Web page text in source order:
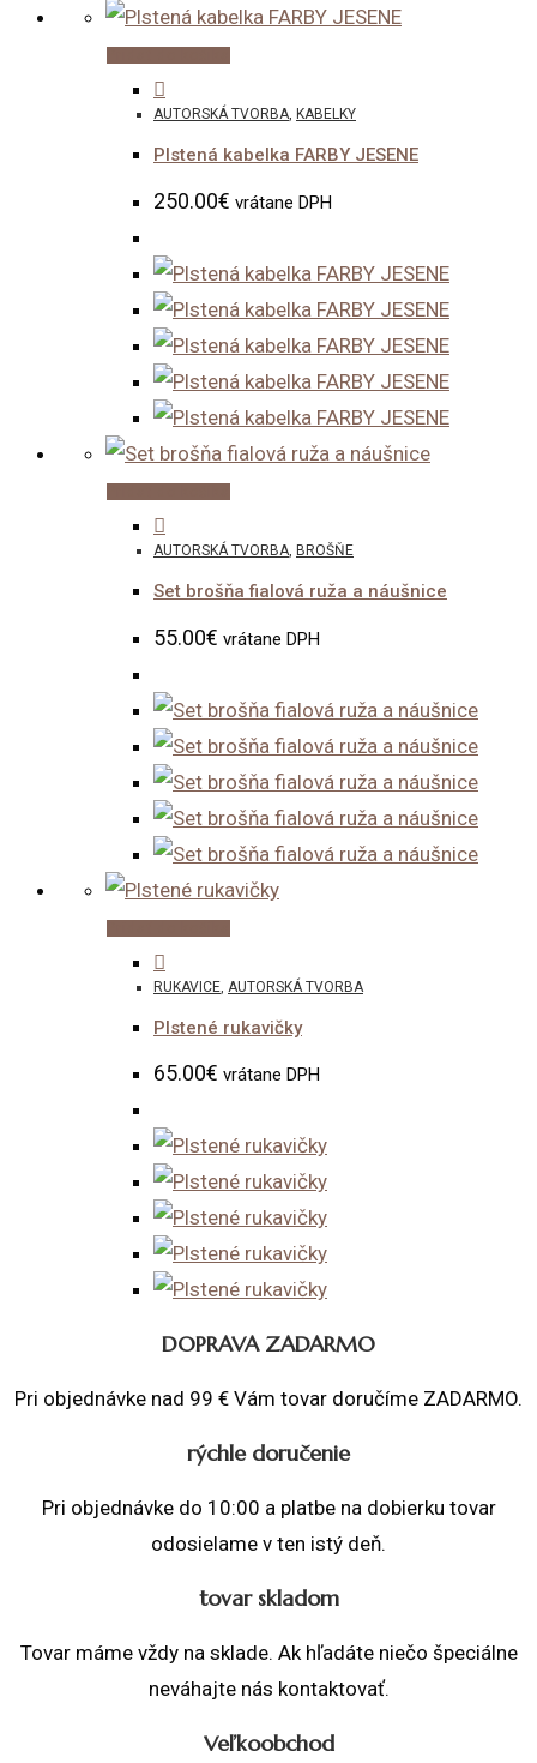
AUTORSKÁ TVORBA KABELKY
Plstená kabelka FARBY JESENE
250.00€ vrátane DPH
AUTORSKÁ TVORBA BROŠŇE
Set brošňa fialová ruža a náušnice
55.00€ vrátane DPH
RUKAVICE AUTORSKÁ TVORBA
Plstené rukavičky
65.00€ vrátane DPH
DOPRAVA ZADARMO
Pri objednávke nad 99 € Vám tovar doručíme ZADARMO.
rýchle doručenie
Pri objednávke do 10:00 a platbe na dobierku tovar
odosielame v ten istý deň.
tovar skladom
Tovar máme vždy na sklade. Ak hľadáte niečo špeciálne
neváhajte nás kontaktovať.
Veľkoobchod